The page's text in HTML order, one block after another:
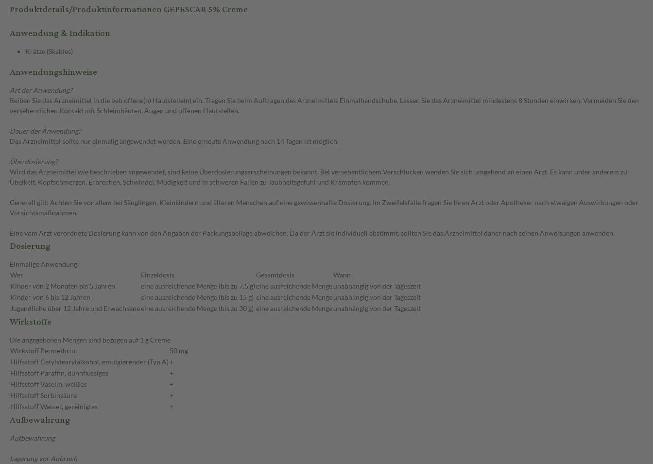
Produktdetails/Produktinformationen GEPESCAB 5% Creme
Anwendung & Indikation
Krätze (Skabies)
Anwendungshinweise
Art der Anwendung?
Reiben Sie das Arzneimittel in die betroffene(n) Hautstelle(n) ein. Tragen Sie beim Auftragen des Arzneimittels Einmalhandschuhe. Lassen Sie das Arzneimittel mindestens 8 Stunden einwirken. Vermeiden Sie den
versehentlichen Kontakt mit Schleimhäuten, Augen und offenen Hautstellen.
Dauer der Anwendung?
Das Arzneimittel sollte nur einmalig angewendet werden. Eine erneute Anwendung nach 14 Tagen ist möglich.
Überdosierung?
Wird das Arzneimittel wie beschrieben angewendet, sind keine Überdosierungserscheinungen bekannt. Bei versehentlichem Verschlucken wenden Sie sich umgehend an einen Arzt. Es kann unter anderem zu
Übelkeit, Kopfschmerzen, Erbrechen, Schwindel, Müdigkeit und in schweren Fällen zu Taubheitsgefühl und Krämpfen kommen.
Generell gilt: Achten Sie vor allem bei Säuglingen, Kleinkindern und älteren Menschen auf eine gewissenhafte Dosierung. Im Zweifelsfalle fragen Sie Ihren Arzt oder Apotheker nach etwaigen Auswirkungen oder
Vorsichtsmaßnahmen.
Eine vom Arzt verordnete Dosierung kann von den Angaben der Packungsbeilage abweichen. Da der Arzt sie individuell abstimmt, sollten Sie das Arzneimittel daher nach seinen Anweisungen anwenden.
Dosierung
Einmalige Anwendung:
Wer
Einzeldosis Gesamtdosis
Wann
Kinder von 2 Monaten bis 5 Jahren
eine ausreichende Menge (bis zu 7,5 g)eine ausreichende Mengeunabhängig von der Tageszeit
Kinder von 6 bis 12 Jahren
eine ausreichende Menge (bis zu 15 g) eine ausreichende Mengeunabhängig von der Tageszeit
Jugendliche über 12 Jahre und Erwachseneeine ausreichende Menge (bis zu 30 g) eine ausreichende Mengeunabhängig von der Tageszeit
Wirkstoffe
Die angegebenen Mengen sind bezogen auf 1 g Creme
WirkstoffPermethrin
50 mg
Hilfsstoff Cetylstearylalkohol, emulgierender (Typ A) +
Hilfsstoff Paraffin, dünnflüssiges
+
HilfsstoffVaselin, weißes
+
Hilfsstoff Sorbinsäure
+
HilfsstoffWasser, gereinigtes +
Aufbewahrung
Aufbewahrung
Lagerung vor Anbruch